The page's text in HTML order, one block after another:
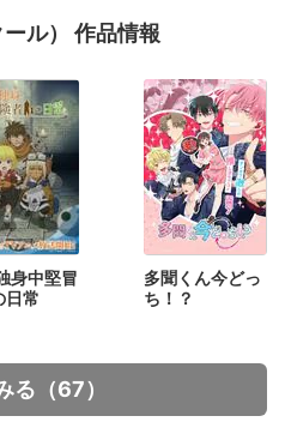
ル） 作品情報
身中堅冒
日常
多聞くん今どっ
ち！？
る（67）